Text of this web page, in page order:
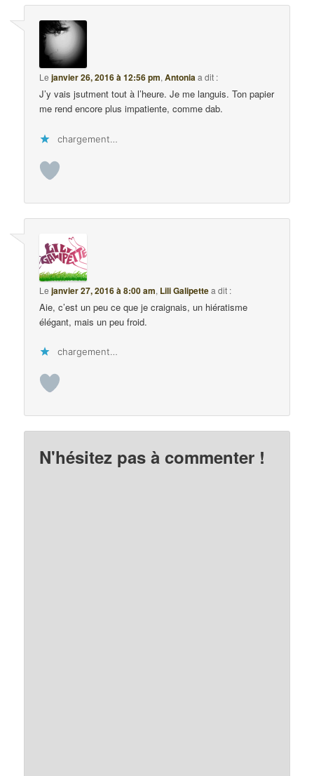
Lejanvier 26, 2016 à 12:56 pm,Antoniaa dit :
J’y vais jsutment tout à l’heure. Je me languis. Ton papier
me rend encore plus impatiente, comme dab.
chargement…
Lejanvier 27, 2016 à 8:00 am, Lili Galipettea dit :
Aie, c’est un peu ce que je craignais, un hiératisme
élégant, mais un peu froid.
chargement…
N'hésitez pas à commenter !